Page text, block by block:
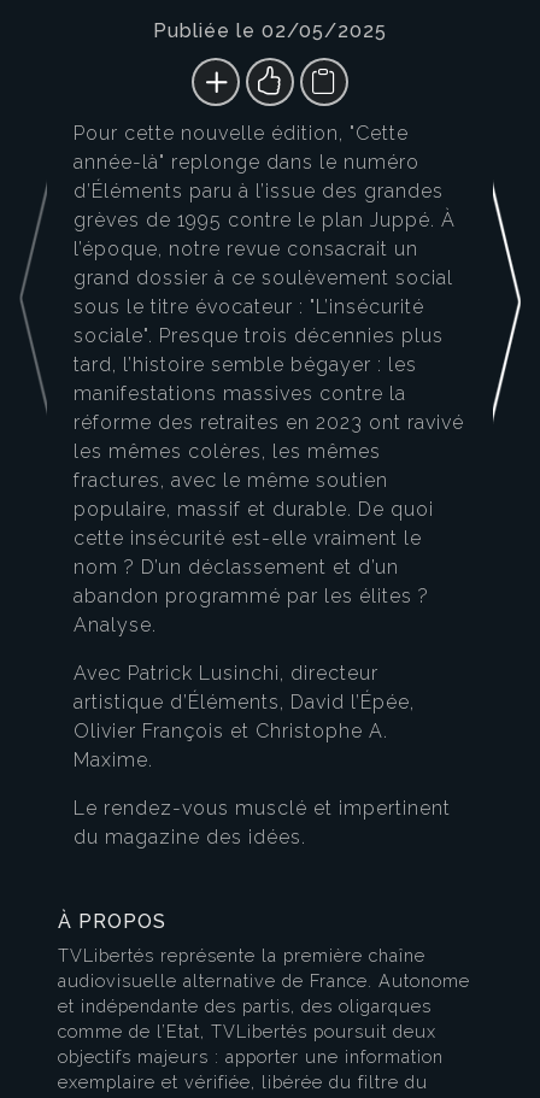
Publiée le 02/05/2025
Pour cette nouvelle édition, "Cette
année-là" replonge dans le numéro
d’Éléments paru à l’issue des grandes
grèves de 1995 contre le plan Juppé. À
l’époque, notre revue consacrait un
grand dossier à ce soulèvement social
sous le titre évocateur : "L’insécurité
sociale". Presque trois décennies plus
tard, l’histoire semble bégayer : les
manifestations massives contre la
réforme des retraites en 2023 ont ravivé
les mêmes colères, les mêmes
fractures, avec le même soutien
populaire, massif et durable. De quoi
cette insécurité est-elle vraiment le
nom ? D’un déclassement et d’un
abandon programmé par les élites ?
Analyse.
Avec Patrick Lusinchi, directeur
artistique d’Éléments, David l’Épée,
Olivier François et Christophe A.
Maxime.
Le rendez-vous musclé et impertinent
du magazine des idées.
À PROPOS
TVLibertés représente la première chaîne
audiovisuelle alternative de France. Autonome
et indépendante des partis, des oligarques
comme de l’Etat, TVLibertés poursuit deux
objectifs majeurs : apporter une information
exemplaire et vérifiée, libérée du filtre du